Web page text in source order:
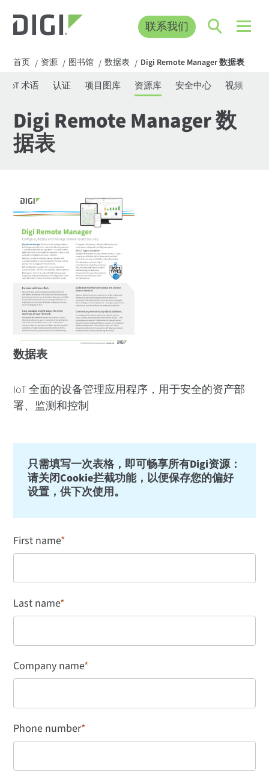
联系我们
首页 / 资源 / 图书馆 / 数据表 / Digi Remote Manager 数据表
IoT 术语 认证 项目图库 资源库 安全中心 视频
Digi Remote Manager 数
据表
IoT 全面的设备管理应用程序，用于安全的资产部
署、监测和控制
只需填写一次表格，即可畅享所有Digi资源：
请关闭Cookie拦截功能，以便保存您的偏好
设置，供下次使用。
First name*
Last name*
Company name*
Phone number*
数据表